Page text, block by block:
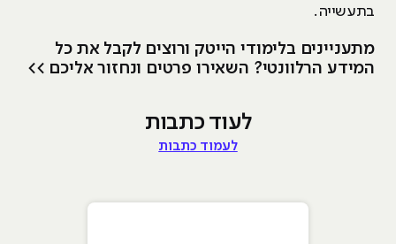
בתעשייה.
מתעניינים בלימודי הייטק ורוצים לקבל את כל
המידע הרלוונטי? השאירו פרטים ונחזור אליכם >>
לעוד כתבות
לעמוד כתבות